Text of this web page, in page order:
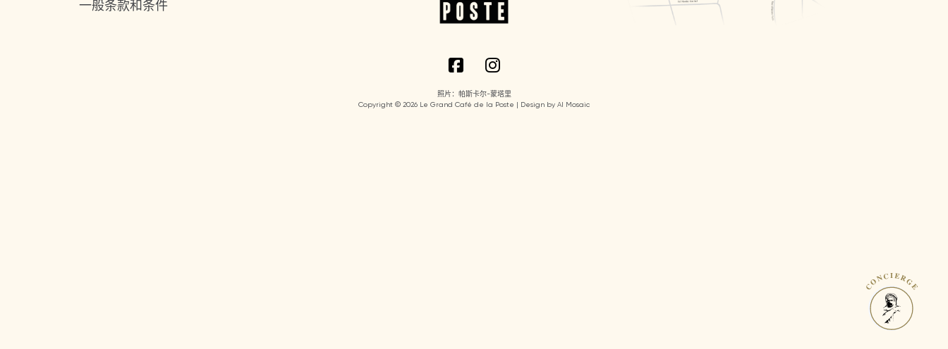
一般条款和条件
照片：帕斯卡尔-蒙塔里
Copyright © 2026 Le Grand Café de la Poste | Design by AI Mosaic
CONCIERGE